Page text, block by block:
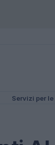
Servizi per